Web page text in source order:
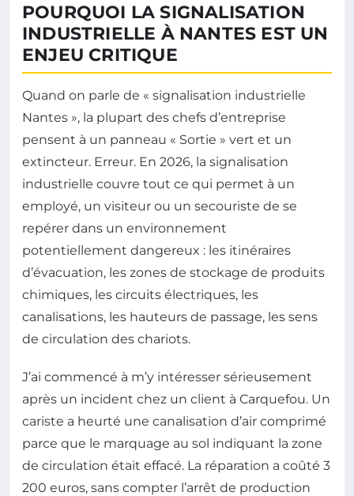
POURQUOI LA SIGNALISATION
INDUSTRIELLE À NANTES EST UN
ENJEU CRITIQUE
Quand on parle de « signalisation industrielle
Nantes », la plupart des chefs d’entreprise
pensent à un panneau « Sortie » vert et un
extincteur. Erreur. En 2026, la signalisation
industrielle couvre tout ce qui permet à un
employé, un visiteur ou un secouriste de se
repérer dans un environnement
potentiellement dangereux : les itinéraires
d’évacuation, les zones de stockage de produits
chimiques, les circuits électriques, les
canalisations, les hauteurs de passage, les sens
de circulation des chariots.
J’ai commencé à m’y intéresser sérieusement
après un incident chez un client à Carquefou. Un
cariste a heurté une canalisation d’air comprimé
parce que le marquage au sol indiquant la zone
de circulation était effacé. La réparation a coûté 3
200 euros, sans compter l’arrêt de production